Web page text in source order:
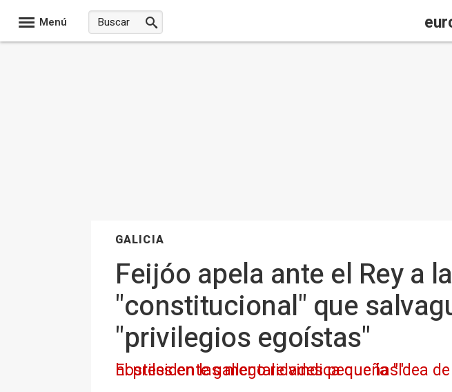
Menú
GALICIA
Feijóo apela ante el Rey a
"constitucional" que
"privilegios egoístas"
El presidente gallego reivindica que la "idea de pertenencia forma círculos concéntricos" que "solo hostiles en las mentalidades pequeñas"